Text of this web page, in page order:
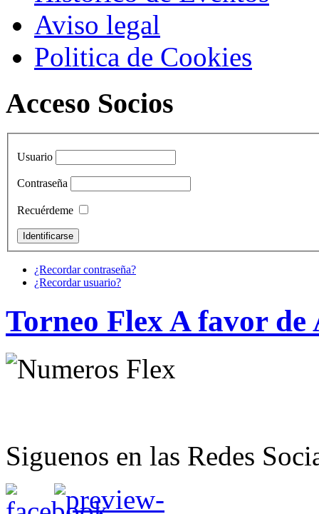
Aviso legal
Politica de Cookies
Acceso Socios
Usuario
Contraseña
Recuérdeme
¿Recordar contraseña?
¿Recordar usuario?
Torneo Flex A favor de
Siguenos en las Redes